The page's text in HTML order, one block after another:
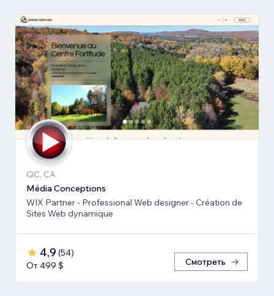
QC, CA
Média Conceptions
WIX Partner - Professional Web designer - Création de
Sites Web dynamique
4,9 (54)
От 499 $
Смотреть